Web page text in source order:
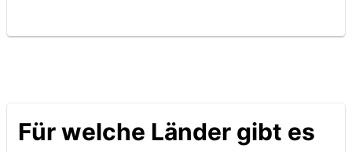
Für welche Länder gibt es